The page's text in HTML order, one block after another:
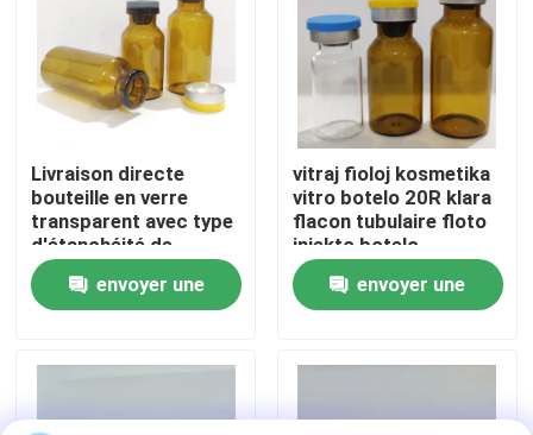
Contrôle de la qualité
Nous contacter
Nouvelles
Blogs
fioles en verre tubulaires
Livraison directe
bouteille en verre
transparent avec type
d'étanchéité de
bouchon en
caoutchoucenvoyer une
vitraj fioloj kosmetika
vitro botelo 20R klara
flacon tubulaire floto
injekto botelo
envoyer une